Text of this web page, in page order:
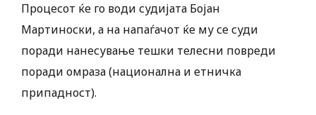
Процесот ќе го води судијата Бојан
Мартиноски, а на напаѓачот ќе му се суди
поради нанесување тешки телесни повреди
поради омраза (национална и етничка
припадност).